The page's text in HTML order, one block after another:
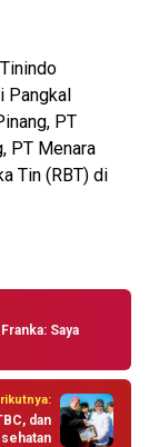
Pangkal
PT
PT Menara
Tin (RBT) di
Saya
dan